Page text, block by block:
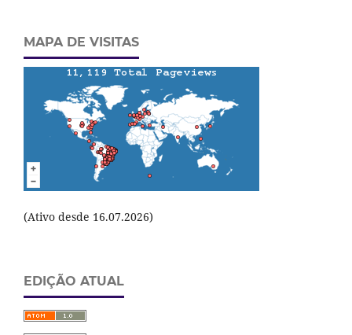
MAPA DE VISITAS
(Ativo desde 16.07.2026)
EDIÇÃO ATUAL